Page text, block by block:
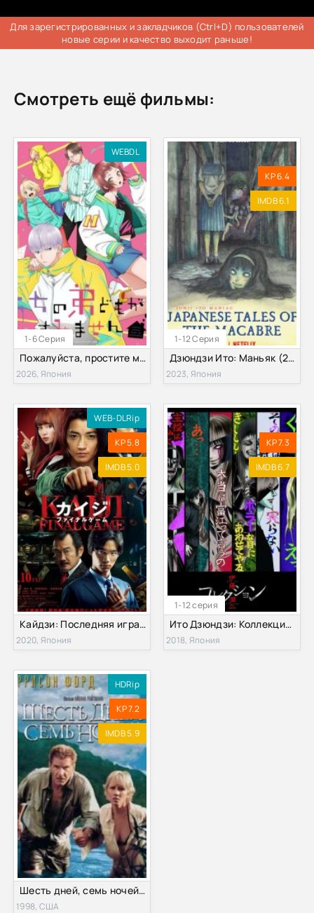
Для зарегистрированных и закладчиков (Ctrl+D) пользователей
новые серии и качество выходит раньше!
Смотреть ещё фильмы:
1-6 Серия
WEBDL
Пожалуйста, простите моих младших братьев (2026)
2026, Япония
1-12 Серия
KP 6.4
IMDB 6.1
Дзюндзи Ито: Маньяк (2023)
2023, Япония
WEB-DLRip
KP 5.8
IMDB 5.0
Кайдзи: Последняя игра (2020)
2020, Япония
1-12 серия
KP 7.3
IMDB 6.7
Ито Дзюндзи: Коллекция (2018)
2018, Япония
HDRip
KP 7.2
IMDB 5.9
Шесть дней, семь ночей (1998)
1998, США